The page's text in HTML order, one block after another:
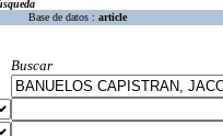
Base de datos : article
Buscar